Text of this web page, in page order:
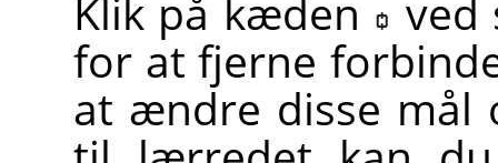
Klik på kæden
ved
for at fjerne
at ændre disse mål